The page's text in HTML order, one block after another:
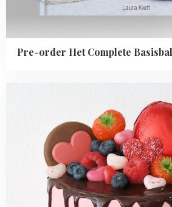
Pre-order Het Complete
Baktrends